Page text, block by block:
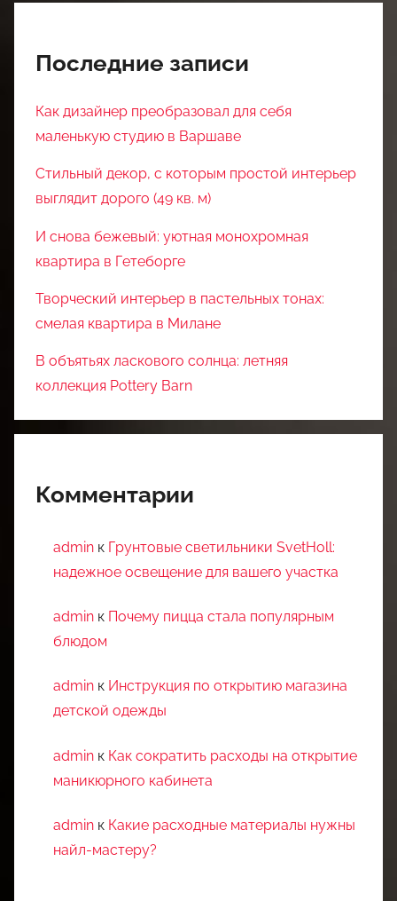
Последние записи
Как дизайнер преобразовал для себя
маленькую студию в Варшаве
Стильный декор, с которым простой интерьер
выглядит дорого (49 кв. м)
И снова бежевый: уютная монохромная
квартира в Гетеборге
Творческий интерьер в пастельных тонах:
смелая квартира в Милане
В объятьях ласкового солнца: летняя
коллекция Pottery Barn
Комментарии
admin к Грунтовые светильники SvetHoll:
надежное освещение для вашего участка
admin к Почему пицца стала популярным
блюдом
admin к Инструкция по открытию магазина
детской одежды
admin к Как сократить расходы на открытие
маникюрного кабинета
admin к Какие расходные материалы нужны
найл-мастеру?